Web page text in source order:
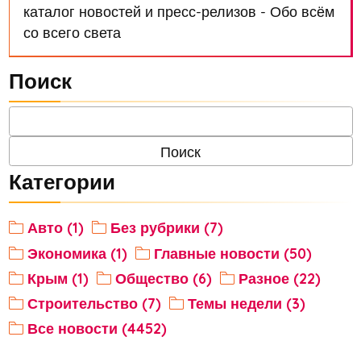
каталог новостей и пресс-релизов - Обо всём
со всего света
Поиск
Категории
Авто (1)
Без рубрики (7)
Экономика (1)
Главные новости (50)
Крым (1)
Общество (6)
Разное (22)
Строительство (7)
Темы недели (3)
Все новости (4452)